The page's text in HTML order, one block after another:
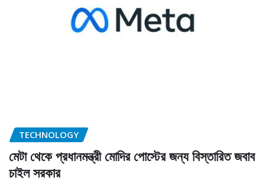
TECHNOLOGY
মেটা থেকে প্রধানমন্ত্রী মোদির পোস্টের জন্য বিস্তারিত জবাব
চাইল সরকার